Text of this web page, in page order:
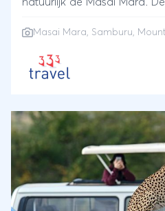
pracht en praal die Kenia te
sluit je de reis af met een
strandverblijf.
Masai Mara, Samburu,